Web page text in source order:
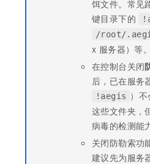
饵文件。常见
键目录下的
/root/
x 服务器）等。
在控制台关闭
后，已在服务
!aegis ）
这些文件夹，
病毒的检测能
关闭防勒索功
建议先为服务